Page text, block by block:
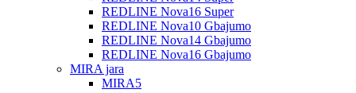
REDLINE Nova16 Super
REDLINE Nova10 Gbajumo
REDLINE Nova14 Gbajumo
REDLINE Nova16 Gbajumo
MIRA jara
MIRA5